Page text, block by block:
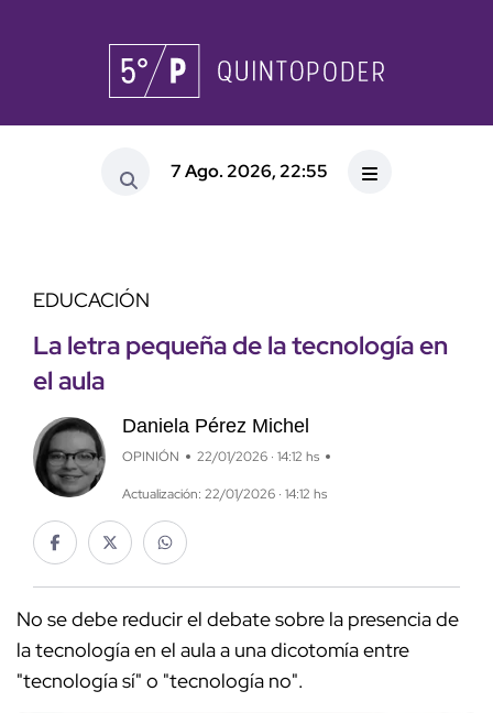
7 Ago. 2026, 22:55
EDUCACIÓN
La letra pequeña de la tecnología en
el aula
Daniela Pérez Michel
OPINIÓN 22/01/2026 · 14:12 hs
Actualización: 22/01/2026 · 14:12 hs
No se debe reducir el debate sobre la presencia de
la tecnología en el aula a una dicotomía entre
"tecnología sí" o "tecnología no".